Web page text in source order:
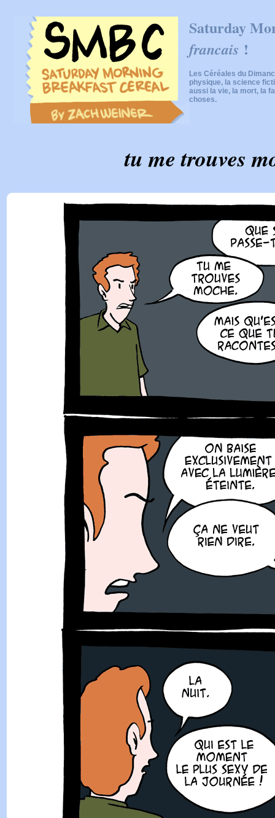
Saturday
francais !
Les Céréales du
physique, la science
aussi la vie, la mort, la
choses.
tu me trouves